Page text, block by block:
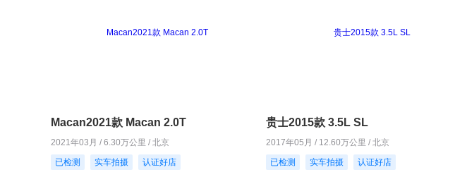
Macan2021款 Macan 2.0T
2021年03月 / 6.30万公里 / 北京
已检测
实车拍摄 认证好店
贵士2015款 3.5L SL
2017年05月 / 12.60万公里 / 北京
已检测
实车拍摄 认证好店